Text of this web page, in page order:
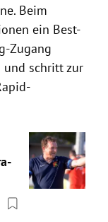
Beim
ein Best-
Zugang
und schritt zur